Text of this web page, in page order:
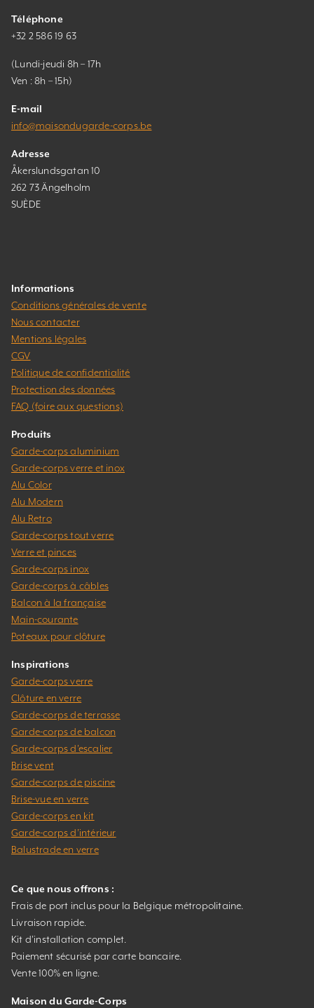
Téléphone
+32 2 586 19 63
(Lundi-jeudi 8h – 17h
Ven : 8h – 15h)
E-mail
info@maisondugarde-corps.be
Adresse
Åkerslundsgatan 10
262 73 Ängelholm
SUÈDE
Informations
Conditions générales de vente
Nous contacter
Mentions légales
CGV
Politique de confidentialité
Protection des données
FAQ (foire aux questions)
Produits
Garde-corps aluminium
Garde-corps verre et inox
Alu Color
Alu Modern
Alu Retro
Garde-corps tout verre
Verre et pinces
Garde-corps inox
Garde-corps à câbles
Balcon à la française
Main-courante
Poteaux pour clôture
Inspirations
Garde-corps verre
Clôture en verre
Garde-corps de terrasse
Garde-corps de balcon
Garde-corps d’escalier
Brise vent
Garde-corps de piscine
Brise-vue en verre
Garde-corps en kit
Garde-corps d’intérieur
Balustrade en verre
Ce que nous offrons :
Frais de port inclus pour la Belgique métropolitaine.
Livraison rapide.
Kit d’installation complet.
Paiement sécurisé par carte bancaire.
Vente 100% en ligne.
Maison du Garde-Corps